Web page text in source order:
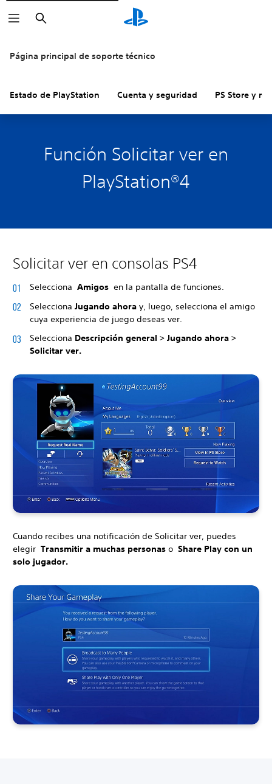
Buscar
Página principal de soporte técnico
Estado de PlayStation Cuenta y seguridad PS Store y
Función Solicitar ver en
PlayStation®4
Solicitar ver en consolas PS4
Selecciona Amigos en la pantalla de funciones.
Selecciona Jugando ahora y, luego, selecciona el amigo
cuya experiencia de juego deseas ver.
Selecciona Descripción general > Jugando ahora >
Solicitar ver.
Cuando recibes una notificación de Solicitar ver, puedes
elegir Transmitir a muchas personas o Share Play con un
solo jugador.